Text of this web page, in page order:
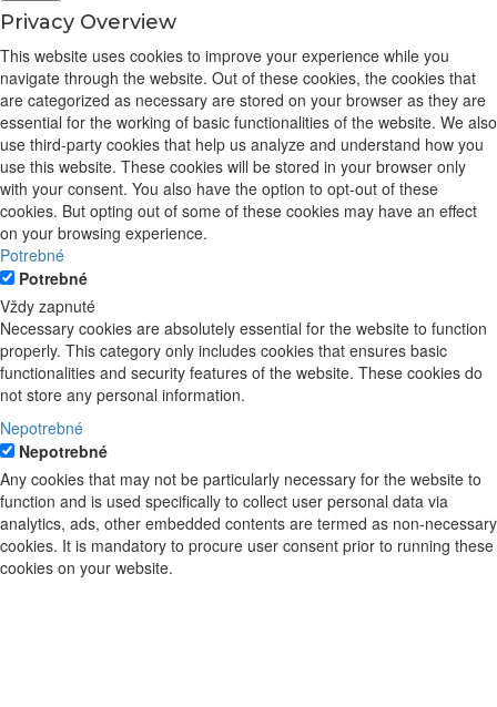
Privacy Overview
This website uses cookies to improve your experience while you
navigate through the website. Out of these cookies, the cookies that
are categorized as necessary are stored on your browser as they are
essential for the working of basic functionalities of the website. We also
use third-party cookies that help us analyze and understand how you
use this website. These cookies will be stored in your browser only
with your consent. You also have the option to opt-out of these
cookies. But opting out of some of these cookies may have an effect
on your browsing experience.
Potrebné
Potrebné
Vždy zapnuté
Necessary cookies are absolutely essential for the website to function
properly. This category only includes cookies that ensures basic
functionalities and security features of the website. These cookies do
not store any personal information.
Nepotrebné
Nepotrebné
Any cookies that may not be particularly necessary for the website to
function and is used specifically to collect user personal data via
analytics, ads, other embedded contents are termed as non-necessary
cookies. It is mandatory to procure user consent prior to running these
cookies on your website.